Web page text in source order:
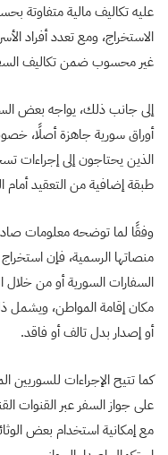
عليه تكاليف مالية متفاوتة
الاستخراج، ومع تعدد أفراد
غير محسوب ضمن تكاليف
إلى جانب ذلك، يواجه بعض
أوراق سورية جاهزة أصلًا،
الذين يحتاجون إلى إجراءات
طبقة إضافية من التعقيد أمام
وفقًا لما توضحه معلومات
منصاتها الرسمية، فإن
السفارات السورية أو من خلال
مكان إقامة المواطن، ويشمل
أو إصدار بدل تالف أو فاقد.
كما تتيح الإجراءات للسوريين
على جواز السفر عبر القنوات
مع إمكانية استخدام بعض